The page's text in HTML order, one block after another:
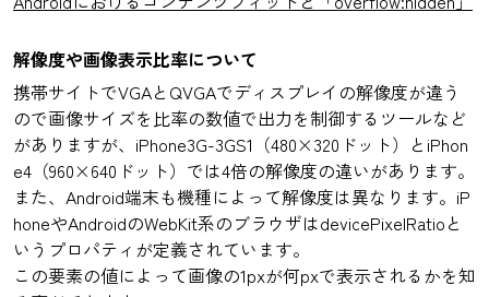
解像度や画像表示比率について
携帯サイトでVGAとQVGAでディスプレイの解像度が違う
ので画像サイズを比率の数値で出力を制御するツールなど
がありますが、iPhone3G-3GS1（480×320ドット）とiPhon
e4（960×640ドット）では4倍の解像度の違いがあります。
また、Android端末も機種によって解像度は異なります。iP
honeやAndroidのWebKit系のブラウザはdevicePixelRatioと
いうプロパティが定義されています。
この要素の値によって画像の1pxが何pxで表示されるかを知